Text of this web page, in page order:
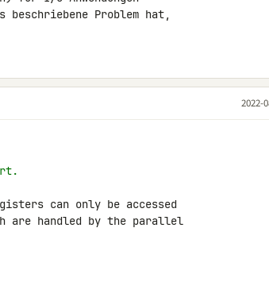
beschriebene Problem hat,
2022-
can only be accessed
are handled by the parallel